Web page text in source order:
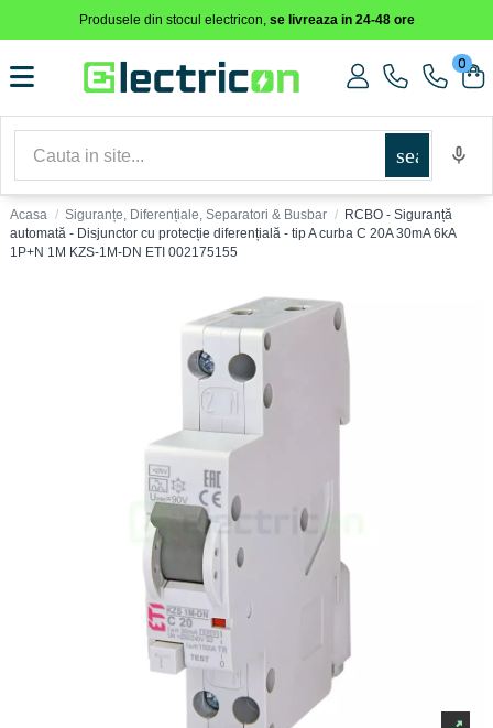
Produsele din stocul electricon, se livreaza in 24-48 ore
0
search
Acasa Siguranțe, Diferențiale, Separatori & Busbar
RCBO - Siguranță
automată - Disjunctor cu protecție diferențială - tip A curba C 20A 30mA 6kA
1P+N 1M KZS-1M-DN ETI 002175155